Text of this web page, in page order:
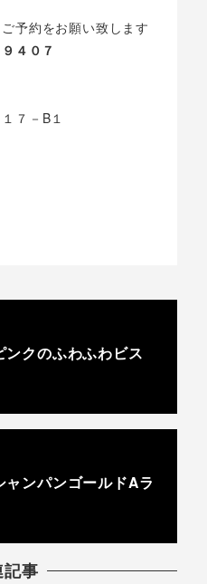
予約をお願い致します
４０７
７－B１
クのふわふわビス
ンパンゴールドAラ
事